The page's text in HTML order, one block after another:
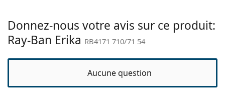
branches:
Largeur du pont:
18 mm
Poids:
108 g
ajustables:
Non
Donnez-nous votre avis sur ce produit:
Ray-Ban Erika RB4171 710/71 54
Aucune question